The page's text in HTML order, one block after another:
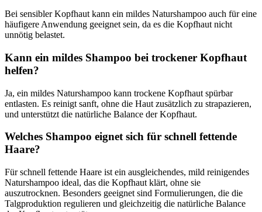
Bei sensibler Kopfhaut kann ein mildes Naturshampoo auch für eine
häufigere Anwendung geeignet sein, da es die Kopfhaut nicht
unnötig belastet.
Kann ein mildes Shampoo bei trockener Kopfhaut
helfen?
Ja, ein mildes Naturshampoo kann trockene Kopfhaut spürbar
entlasten. Es reinigt sanft, ohne die Haut zusätzlich zu strapazieren,
und unterstützt die natürliche Balance der Kopfhaut.
Welches Shampoo eignet sich für schnell fettende
Haare?
Für schnell fettende Haare ist ein ausgleichendes, mild reinigendes
Naturshampoo ideal, das die Kopfhaut klärt, ohne sie
auszutrocknen. Besonders geeignet sind Formulierungen, die die
Talgproduktion regulieren und gleichzeitig die natürliche Balance